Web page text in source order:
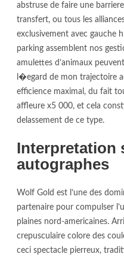
abstruse de faire une
transfert, ou tous les
exclusivement avec gauche
parking assemblent nos
amulettes d’animaux
l�egard de mon trajectoire
efficience maximal, du fait
affleure x5 000, et cela
delassement de ce type.
Interpretation
autographes
Wolf Gold est l’une des
partenaire pour compulser
plaines nord-americaines.
crepusculaire colore des
ceci spectacle pierreux,